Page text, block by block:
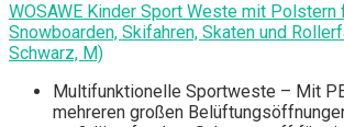
WOSAWE Kinder Sport Weste mit Polstern
Snowboarden, Skifahren, Skaten und
Schwarz, M)
Multifunktionelle Sportweste – Mit
mehreren großen